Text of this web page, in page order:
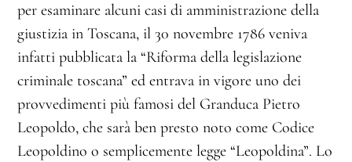
per esaminare alcuni casi di amministrazione della
giustizia in Toscana, il 30 novembre 1786 veniva
infatti pubblicata la “Riforma della legislazione
criminale toscana” ed entrava in vigore uno dei
provvedimenti più famosi del Granduca Pietro
Leopoldo, che sarà ben presto noto come Codice
Leopoldino o semplicemente legge “Leopoldina”. Lo